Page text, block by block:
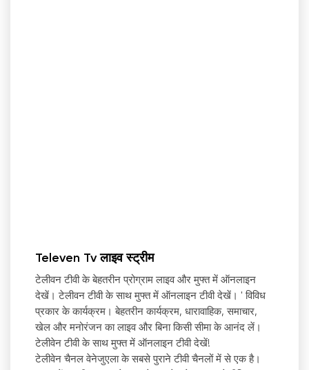
Televen Tv लाइव स्ट्रीम
टेलीवन टीवी के बेहतरीन प्रोग्राम लाइव और मुफ्त में ऑनलाइन
देखें। टेलीवन टीवी के साथ मुफ्त में ऑनलाइन टीवी देखें। ' विविध
प्रकार के कार्यक्रम। बेहतरीन कार्यक्रम, धारावाहिक, समाचार,
खेल और मनोरंजन का लाइव और बिना किसी सीमा के आनंद लें।
टेलीवेन टीवी के साथ मुफ्त में ऑनलाइन टीवी देखें!
टेलीवेन चैनल वेनेजुएला के सबसे पुराने टीवी चैनलों में से एक है।